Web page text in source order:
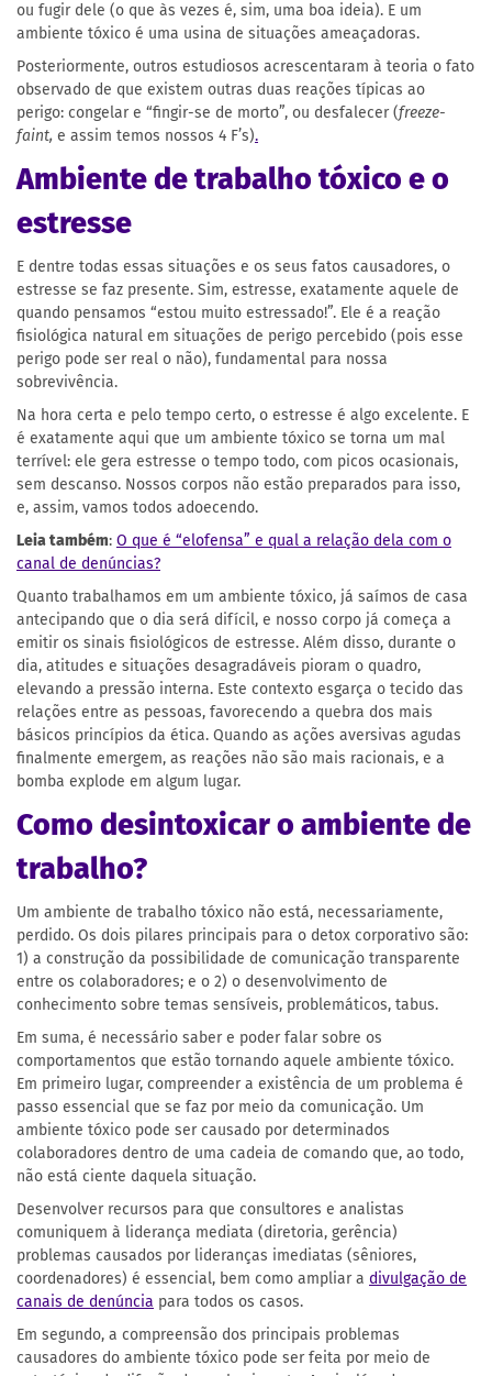
ou fugir dele (o que às vezes é, sim, uma boa ideia). E um
ambiente tóxico é uma usina de situações ameaçadoras.
Posteriormente, outros estudiosos acrescentaram à teoria o fato
observado de que existem outras duas reações típicas ao
perigo: congelar e “fingir-se de morto”, ou desfalecer (freeze-
faint, e assim temos nossos 4 F’s).
Ambiente de trabalho tóxico e o
estresse
E dentre todas essas situações e os seus fatos causadores, o
estresse se faz presente. Sim, estresse, exatamente aquele de
quando pensamos “estou muito estressado!”. Ele é a reação
fisiológica natural em situações de perigo percebido (pois esse
perigo pode ser real o não), fundamental para nossa
sobrevivência.
Na hora certa e pelo tempo certo, o estresse é algo excelente. E
é exatamente aqui que um ambiente tóxico se torna um mal
terrível: ele gera estresse o tempo todo, com picos ocasionais,
sem descanso. Nossos corpos não estão preparados para isso,
e, assim, vamos todos adoecendo.
Leia também: O que é “elofensa” e qual a relação dela com o
canal de denúncias?
Quanto trabalhamos em um ambiente tóxico, já saímos de casa
antecipando que o dia será difícil, e nosso corpo já começa a
emitir os sinais fisiológicos de estresse. Além disso, durante o
dia, atitudes e situações desagradáveis pioram o quadro,
elevando a pressão interna. Este contexto esgarça o tecido das
relações entre as pessoas, favorecendo a quebra dos mais
básicos princípios da ética. Quando as ações aversivas agudas
finalmente emergem, as reações não são mais racionais, e a
bomba explode em algum lugar.
Como desintoxicar o ambiente de
trabalho?
Um ambiente de trabalho tóxico não está, necessariamente,
perdido. Os dois pilares principais para o detox corporativo são:
1) a construção da possibilidade de comunicação transparente
entre os colaboradores; e o 2) o desenvolvimento de
conhecimento sobre temas sensíveis, problemáticos, tabus.
Em suma, é necessário saber e poder falar sobre os
comportamentos que estão tornando aquele ambiente tóxico.
Em primeiro lugar, compreender a existência de um problema é
passo essencial que se faz por meio da comunicação. Um
ambiente tóxico pode ser causado por determinados
colaboradores dentro de uma cadeia de comando que, ao todo,
não está ciente daquela situação.
Desenvolver recursos para que consultores e analistas
comuniquem à liderança mediata (diretoria, gerência)
problemas causados por lideranças imediatas (sêniores,
coordenadores) é essencial, bem como ampliar a divulgação de
canais de denúncia para todos os casos.
Em segundo, a compreensão dos principais problemas
causadores do ambiente tóxico pode ser feita por meio de